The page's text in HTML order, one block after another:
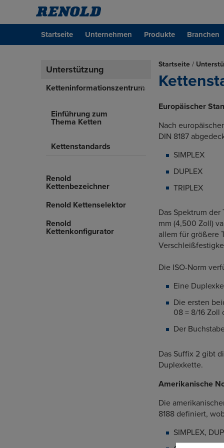
Startseite Unternehmen Produkte Branchen
Unterstützung
Ketteninformationszentrum
Einführung zum
Thema Ketten
Kettenstandards
Renold
Kettenbezeichner
Renold Kettenselektor
Renold
Kettenkonfigurator
Startseite /
Europäischer
Nach
DIN 8187
SIMPLEX
DUPLEX
TRIPLEX
Das Spektrum der
mm (4,500 Zoll)
allem für größere
Die ISO-Norm
Eine
Die ersten
08 = 8/16 Zoll
Der
Das Suffix 2 gibt
Duplexkette.
Amerikanische
Die
8188 definiert,
SIMPLEX,